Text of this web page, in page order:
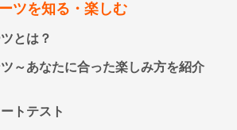
ツを知る・楽しむ
とは？
～あなたに合った楽しみ方を紹介
トテスト